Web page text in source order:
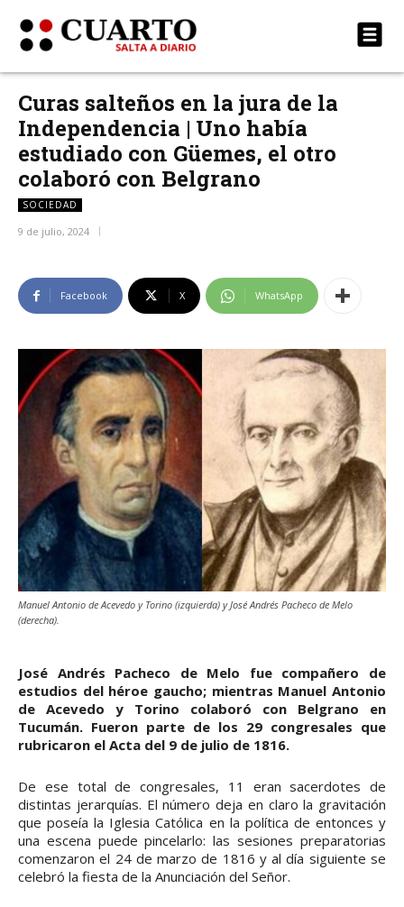
Curas salteños en la jura de la
Independencia | Uno había
estudiado con Güemes, el otro
colaboró con Belgrano
SOCIEDAD
9 de julio, 2024
Facebook X WhatsApp
Manuel Antonio de Acevedo y Torino (izquierda) y José Andrés Pacheco de Melo
(derecha).
José Andrés Pacheco de Melo fue compañero de
estudios del héroe gaucho; mientras Manuel Antonio
de Acevedo y Torino colaboró con Belgrano en
Tucumán. Fueron parte de los 29 congresales que
rubricaron el Acta del 9 de julio de 1816.
De ese total de congresales, 11 eran sacerdotes de
distintas jerarquías. El número deja en claro la gravitación
que poseía la Iglesia Católica en la política de entonces y
una escena puede pincelarlo: las sesiones preparatorias
comenzaron el 24 de marzo de 1816 y al día siguiente se
celebró la fiesta de la Anunciación del Señor.